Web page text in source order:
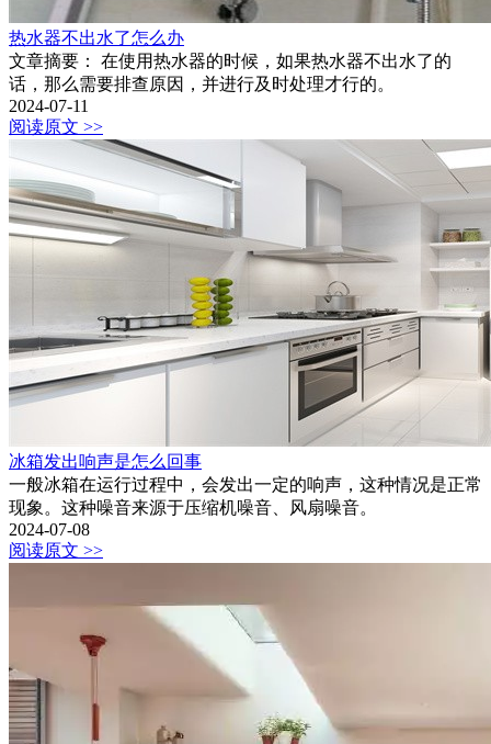
热水器不出水了怎么办
文章摘要： 在使用热水器的时候，如果热水器不出水了的
话，那么需要排查原因，并进行及时处理才行的。
2024-07-11
阅读原文 >>
冰箱发出响声是怎么回事
一般冰箱在运行过程中，会发出一定的响声，这种情况是正常
现象。这种噪音来源于压缩机噪音、风扇噪音。
2024-07-08
阅读原文 >>